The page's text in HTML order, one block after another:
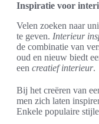
Inspiratie voor
Velen zoeken naar
te geven. Interieur
de combinatie van
oud en nieuw biedt
een creatief interieur.
Bij het creëren van
men zich laten
Enkele populaire